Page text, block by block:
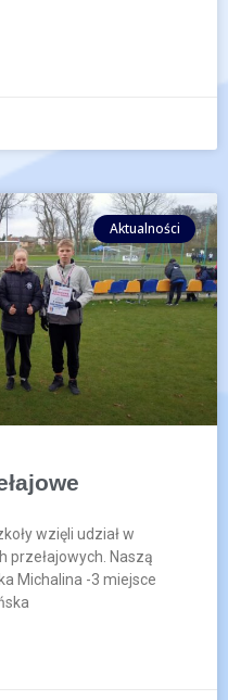
Aktualności
wzięli udział w
przełajowych. Naszą
Michalina -3 miejsce